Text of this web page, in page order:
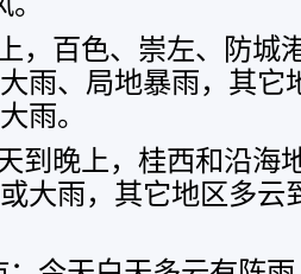
，百色、崇左、防城
雨、局地暴雨，其它
雨。
到晚上，桂西和沿海
大雨，其它地区多云